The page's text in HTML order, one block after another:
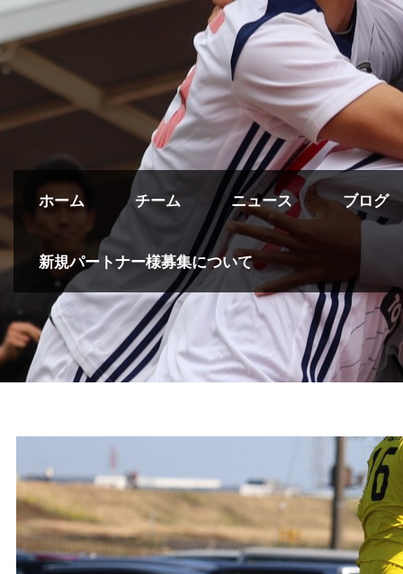
ホーム チーム ニュース ブログ
新規パートナー様募集について